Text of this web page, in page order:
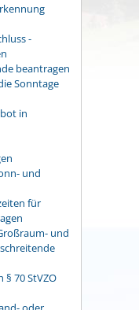
-
beantragen
Sonntage
in
und
für
und
70 StVZO